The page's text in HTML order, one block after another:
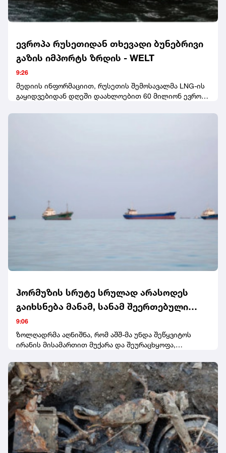
ევროპა რუსეთიდან თხევადი ბუნებრივი
გაზის იმპორტს ზრდის - WELT
9:26
მედიის ინფორმაციით, რუსეთის შემოსავალმა LNG-ის
გაყიდვებიდან დღეში დაახლოებით 60 მილიონ ევროს
მსხვილი იმპორტიორი იყო.WELT-ის ცნობითვე, ივნისში
ჰორმუზის სრუტე სრულად არასოდეს
გაიხსნება მანამ, სანამ შეერთებული
შტატები თავის ქცევას არ გამოასწორებს
- ირანის უსაფრთხოების სამსახურის
ხელმძღვანელი
9:06
ზოლღადრმა აღნიშნა, რომ აშშ-მა უნდა შეწყვიტოს
ირანის მისამართით მუქარა და შეურაცხყოფა,
რეგიონული მოკავშირეების წინააღმდეგ, გაიყვანოს
ირანის ბლოკადაში ჩართული საზღვაო და საჰაერო
ძალები, გადაუხადოს ირანს კომპენსაცია ბოლო
კონფლიქტის დროს მიყენებული ზარალისთვის,
მოხსნას სანქციები და გაათავისუფლოს ირანული
აქტივები.